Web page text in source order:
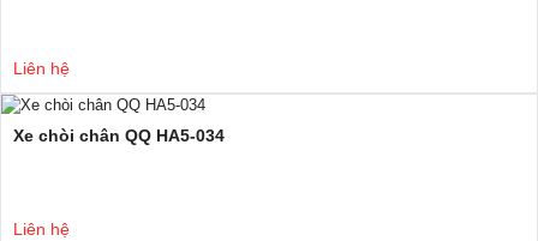
Liên hệ
Xe chòi chân QQ HA5-034
Liên hệ